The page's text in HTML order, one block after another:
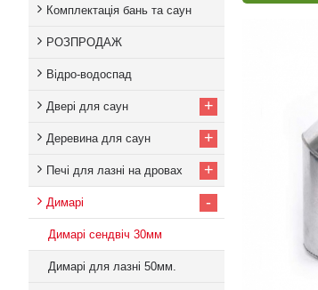
Комплектація бань та саун
РОЗПРОДАЖ
Відро-водоспад
Двері для саун +
Деревина для саун +
Печі для лазні на дровах +
Димарі -
Димарі сендвіч 30мм
Димарі для лазні 50мм.